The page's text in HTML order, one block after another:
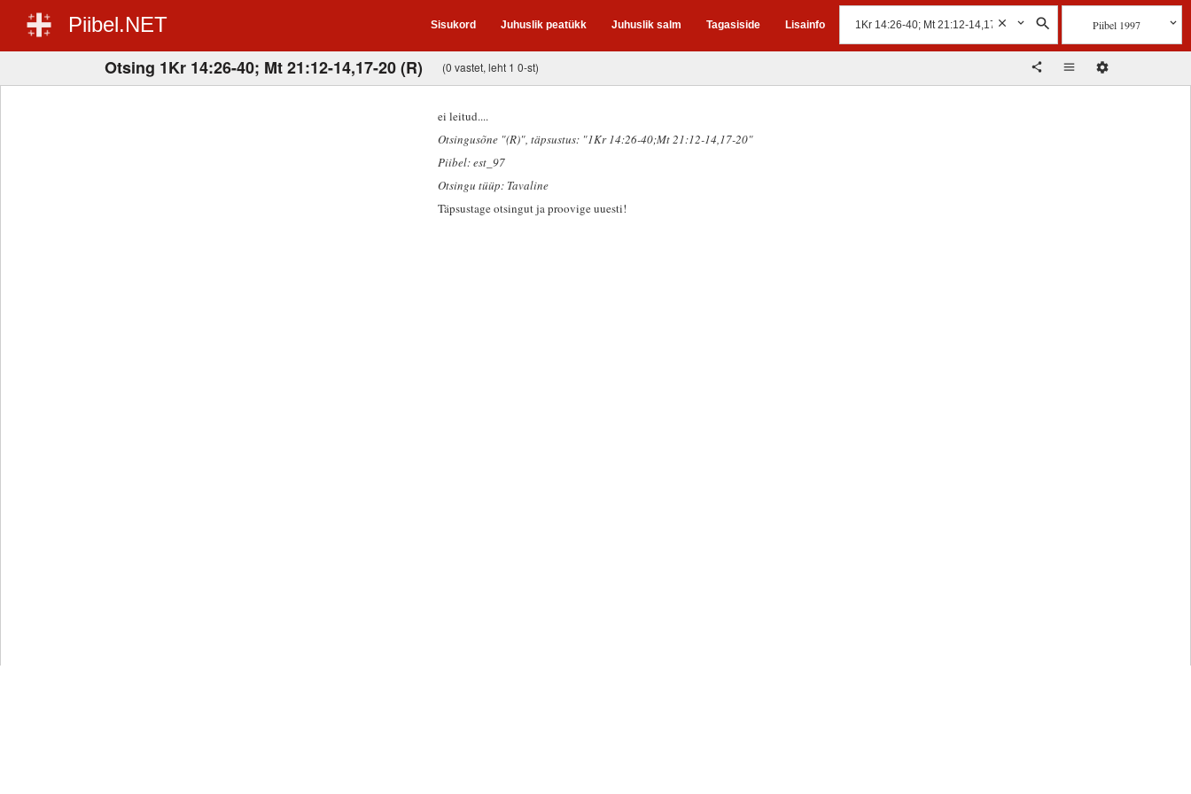
Piibel.NET Sisukord Juhuslik peatükk Juhuslik salm Tagasiside Lisainfo Piibel 1997
Otsing 1Kr 14:26-40; Mt 21:12-14,17-20 (R) (0 vastet, leht 1 0-st)
ei leitud....
Otsingusõne "(R)", täpsustus: "1Kr 14:26-40;Mt 21:12-14,17-20"
Piibel: est_97
Otsingu tüüp: Tavaline
Täpsustage otsingut ja proovige uuesti!